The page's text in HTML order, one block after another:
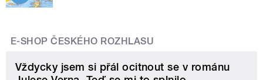
E-SHOP ČESKÉHO ROZHLASU
Vždycky jsem si přál ocitnout se v románu